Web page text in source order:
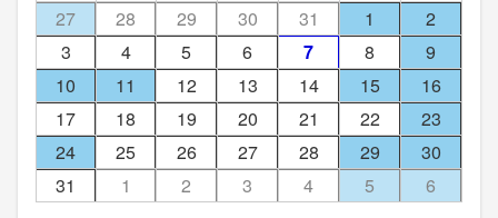
27
28 29 30 31 1
2
3
4 5 6 7 8
9
10
11 12 13 14 15
16
17
18 19 20 21 22
23
24
25 26 27 28 29
30
31
1 2 3 4 5 6